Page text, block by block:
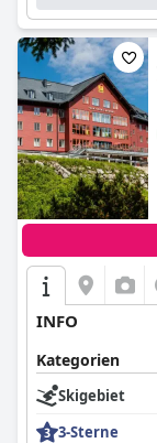
INFO
Kategorien
Skigebiet
3-Sterne